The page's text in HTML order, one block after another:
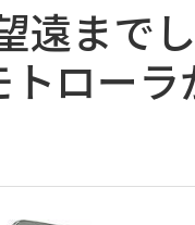
遠まで
ロー